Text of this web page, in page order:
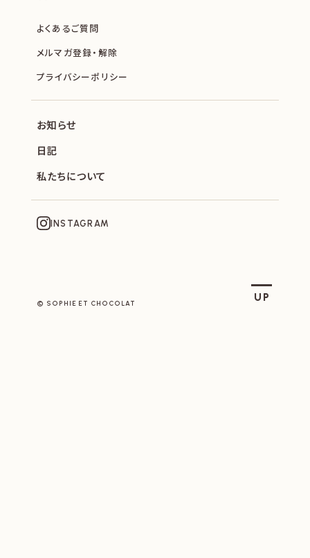
よくあるご質問
メルマガ登録・解除
プライバシーポリシー
お知らせ
日記
私たちについて
INSTAGRAM
© SOPHIE ET CHOCOLAT UP